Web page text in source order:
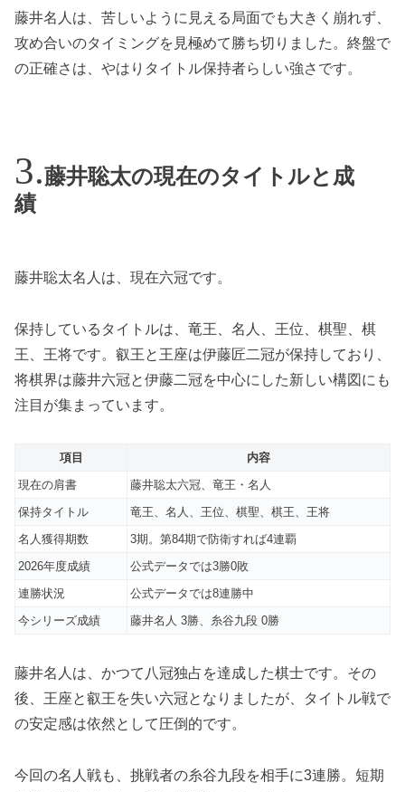
藤井名人は、苦しいように見える局面でも大きく崩れず、
攻め合いのタイミングを見極めて勝ち切りました。終盤で
の正確さは、やはりタイトル保持者らしい強さです。
藤井聡太の現在のタイトルと成
績
藤井聡太名人は、現在六冠です。
保持しているタイトルは、竜王、名人、王位、棋聖、棋
王、王将です。叡王と王座は伊藤匠二冠が保持しており、
将棋界は藤井六冠と伊藤二冠を中心にした新しい構図にも
注目が集まっています。
項目
内容
現在の肩書
藤井聡太六冠、竜王・名人
保持タイトル
竜王、名人、王位、棋聖、棋王、王将
名人獲得期数
3期。第84期で防衛すれば4連覇
2026年度成績
公式データでは3勝0敗
連勝状況
公式データでは8連勝中
今シリーズ成績
藤井名人 3勝、糸谷九段 0勝
藤井名人は、かつて八冠独占を達成した棋士です。その
後、王座と叡王を失い六冠となりましたが、タイトル戦で
の安定感は依然として圧倒的です。
今回の名人戦も、挑戦者の糸谷九段を相手に3連勝。短期